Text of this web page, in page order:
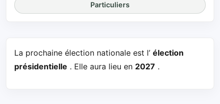
Particuliers
La prochaine élection nationale est l’ élection
présidentielle . Elle aura lieu en 2027 .